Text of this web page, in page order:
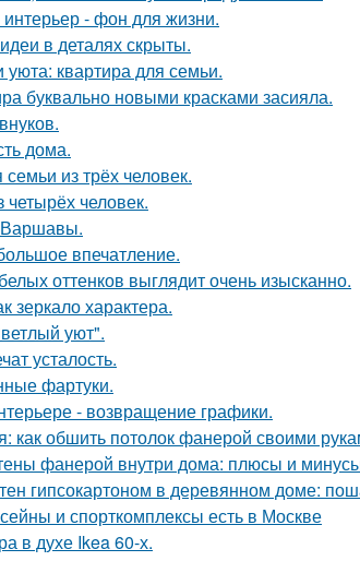
- фон для жизни.
в деталях скрыты.
квартира для семьи.
буквально новыми красками засияла.
дома.
из трёх человек.
человек.
Варшавы.
впечатление.
оттенков выглядит очень изысканно.
зеркало характера.
уют".
усталость.
фартуки.
- возвращение графики.
как обшить потолок фанерой своими
фанерой внутри дома: плюсы и
гипсокартоном в деревянном доме:
и спорткомплексы есть в Москве
в духе Ikea 60-х.